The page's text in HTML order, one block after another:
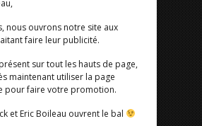
nous ouvrons notre site aux
faire leur publicité.
sur tout les hauts de page,
maintenant utiliser la page
pour faire votre promotion.
et Eric Boileau ouvrent le bal